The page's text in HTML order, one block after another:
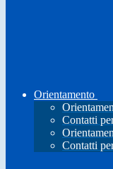
Orientamento
Contatti
Contatti